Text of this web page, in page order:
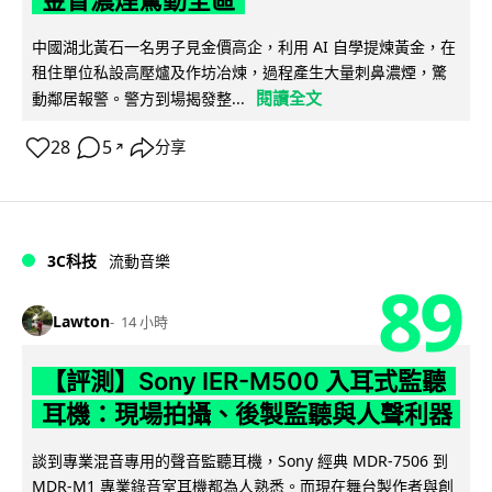
中國湖北黃石一名男子見金價高企，利用 AI 自學提煉黃金，在
租住單位私設高壓爐及作坊冶煉，過程產生大量刺鼻濃煙，驚
動鄰居報警。警方到場揭發整...
閱讀全文
28 5 ↗ 分享
3C科技 流動音樂
Lawton 14 小時 89
【評測】Sony IER-M500 入耳式監聽
耳機：現場拍攝、後製監聽與人聲利器
談到專業混音專用的聲音監聽耳機，Sony 經典 MDR-7506 到
MDR-M1 專業錄音室耳機都為人熟悉。而現在舞台製作者與創